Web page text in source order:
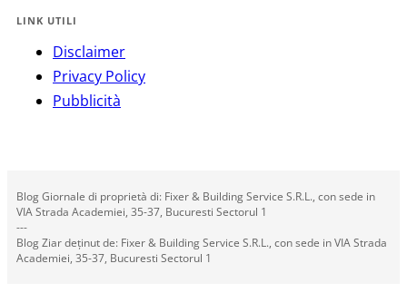
LINK UTILI
Disclaimer
Privacy Policy
Pubblicità
Blog Giornale di proprietà di: Fixer & Building Service S.R.L., con sede in
VIA Strada Academiei, 35-37, Bucuresti Sectorul 1
---
Blog Ziar deținut de: Fixer & Building Service S.R.L., con sede in VIA Strada
Academiei, 35-37, Bucuresti Sectorul 1